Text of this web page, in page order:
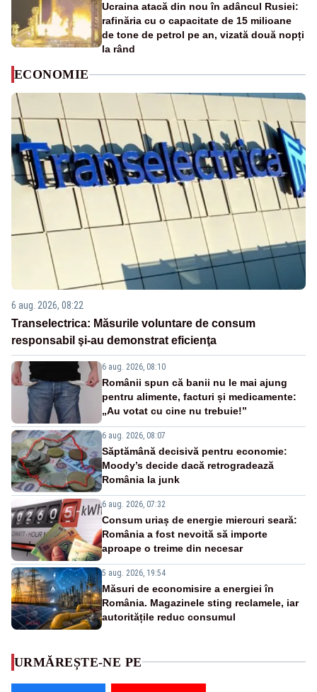
Ucraina atacă din nou în adâncul Rusiei:
rafinăria cu o capacitate de 15 milioane
de tone de petrol pe an, vizată două nopți
la rând
ECONOMIE
6 aug. 2026, 08:22
Transelectrica: Măsurile voluntare de consum
responsabil şi-au demonstrat eficienţa
6 aug. 2026, 08:10
Românii spun că banii nu le mai ajung
pentru alimente, facturi și medicamente:
„Au votat cu cine nu trebuie!”
6 aug. 2026, 08:07
Săptămână decisivă pentru economie:
Moody’s decide dacă retrogradează
România la junk
6 aug. 2026, 07:32
Consum uriaș de energie miercuri seară:
România a fost nevoită să importe
aproape o treime din necesar
5 aug. 2026, 19:54
Măsuri de economisire a energiei în
România. Magazinele sting reclamele, iar
autoritățile reduc consumul
URMĂREȘTE-NE PE